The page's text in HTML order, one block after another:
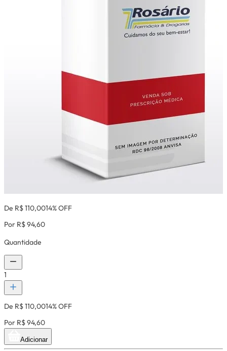
De R$ 110,0014% OFF
Por R$ 94,60
Quantidade
1
De R$ 110,0014% OFF
Por R$ 94,60
Adicionar